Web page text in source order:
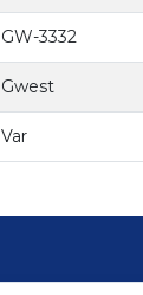
GW-3332
Gwest
Var